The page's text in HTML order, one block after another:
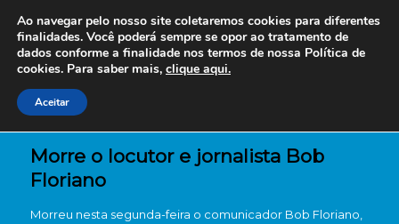
Morre o locutor e jornalista Bob
Floriano
Morreu nesta segunda-feira o comunicador Bob Floriano,
Ao navegar pelo nosso site coletaremos cookies para diferentes
finalidades. Você poderá sempre se opor ao tratamento de
dados conforme a finalidade nos termos de nossa Política de
cookies. Para saber mais, clique aqui.
Aceitar